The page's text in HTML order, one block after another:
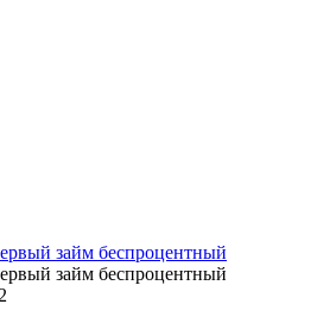
займ беспроцентный
займ беспроцентный